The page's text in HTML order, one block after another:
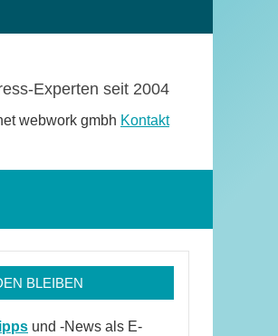
Experten seit 2004
webwork gmbh Kontakt
öffnen
BLEIBEN
und -News als E-